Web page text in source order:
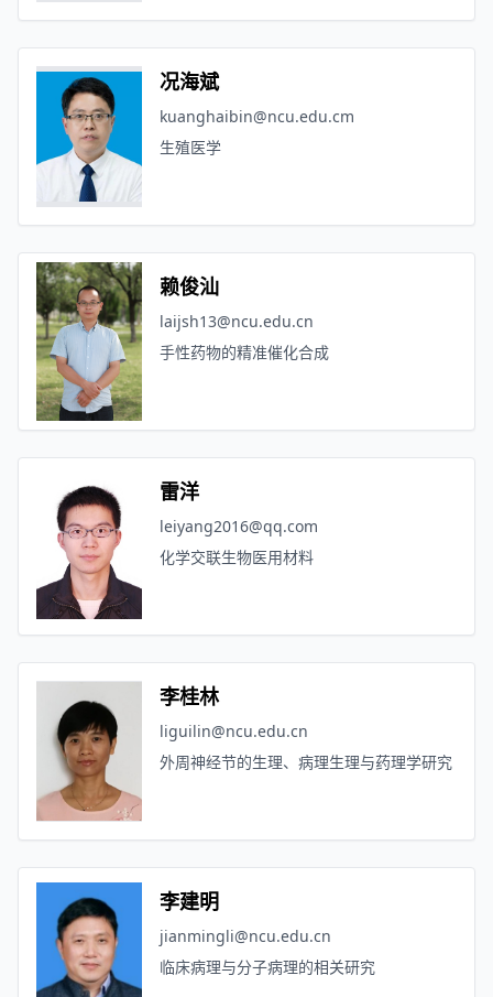
况海斌
kuanghaibin@ncu.edu.cm
生殖医学
赖俊汕
laijsh13@ncu.edu.cn
手性药物的精准催化合成
雷洋
leiyang2016@qq.com
化学交联生物医用材料
李桂林
liguilin@ncu.edu.cn
外周神经节的生理、病理生理与药理学研究
李建明
jianmingli@ncu.edu.cn
临床病理与分子病理的相关研究